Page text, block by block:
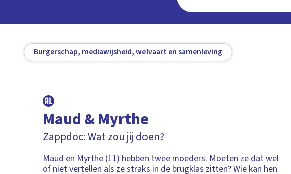
Burgerschap, mediawijsheid, welvaart en samenleving
Maud & Myrthe
Zappdoc: Wat zou jij doen?
Maud en Myrthe (11) hebben twee moeders. Moeten ze dat wel
of niet vertellen als ze straks in de brugklas zitten? Wie kan hen